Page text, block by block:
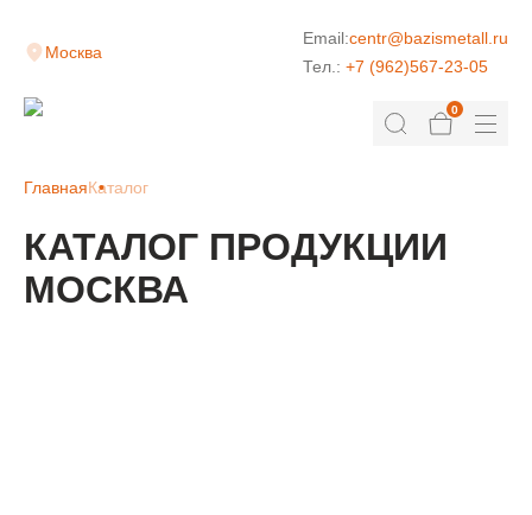
Москва
Email:centr@bazismetall.ru
Тел.: +7 (962)567-23-05
0
ГлавнаяКаталог
КАТАЛОГ ПРОДУКЦИИ
МОСКВА